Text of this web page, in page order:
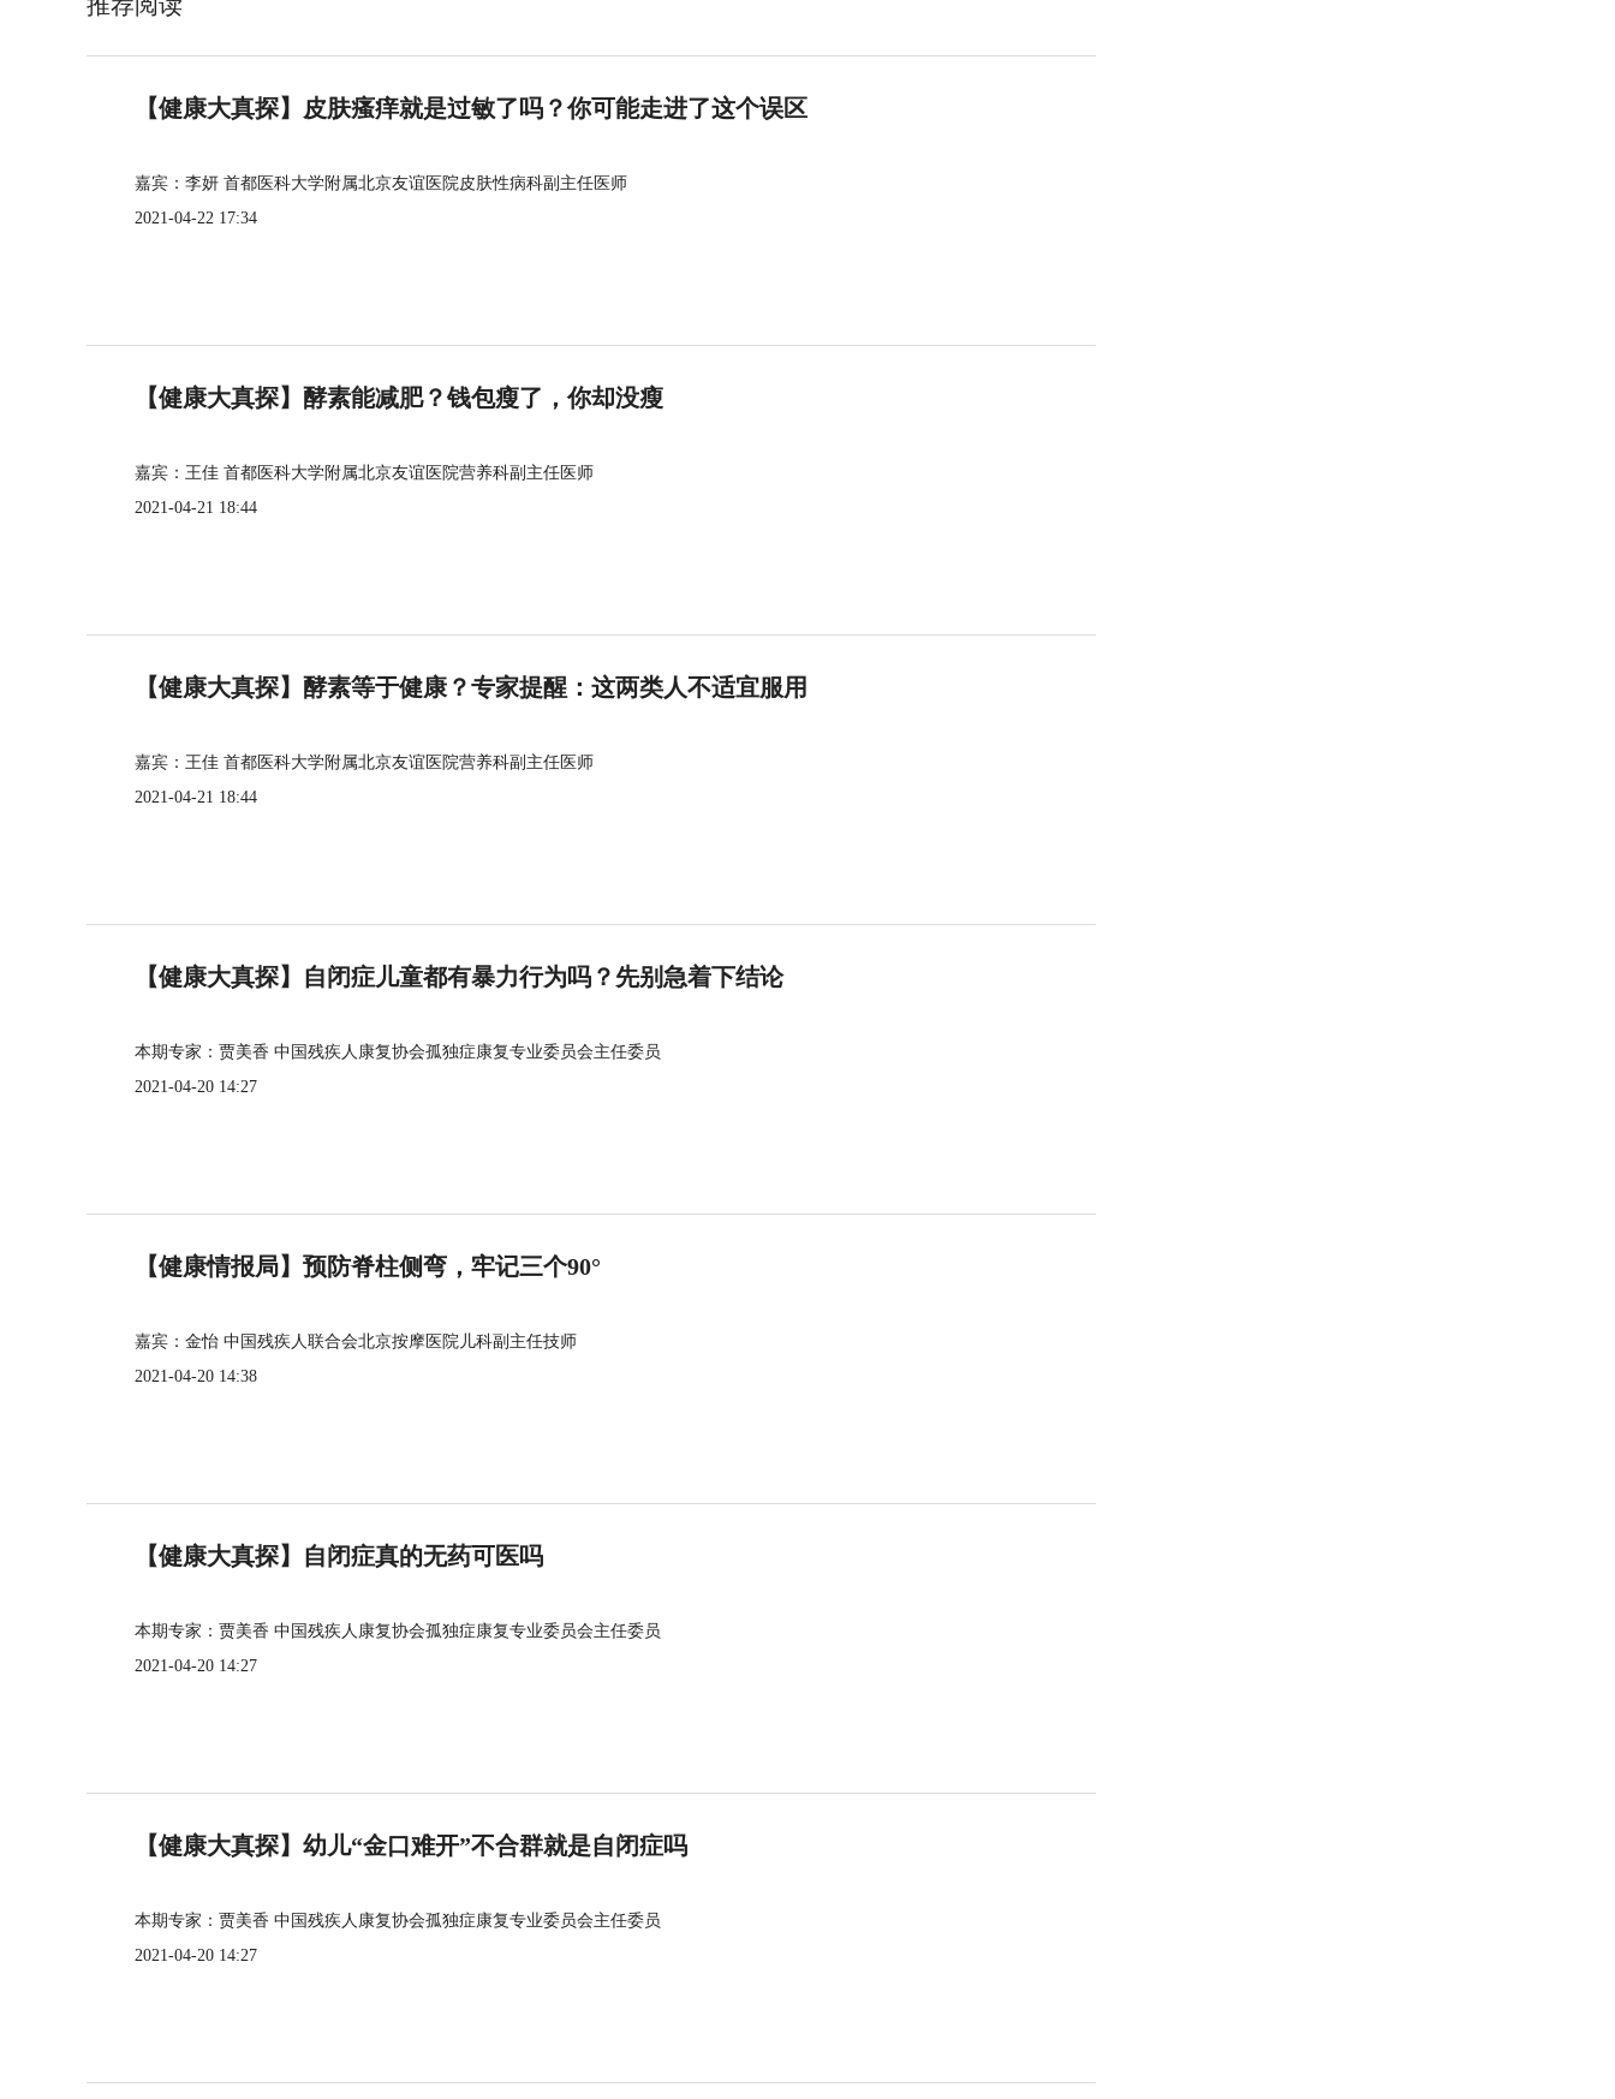
【健康大真探】皮肤瘙痒就是过敏了吗？你可能走进了这个误区
嘉宾：李妍 首都医科大学附属北京友谊医院皮肤性病科副主任医师
2021-04-22 17:34
【健康大真探】酵素能减肥？钱包瘦了，你却没瘦
嘉宾：王佳 首都医科大学附属北京友谊医院营养科副主任医师
2021-04-21 18:44
【健康大真探】酵素等于健康？专家提醒：这两类人不适宜服用
嘉宾：王佳 首都医科大学附属北京友谊医院营养科副主任医师
2021-04-21 18:44
【健康大真探】自闭症儿童都有暴力行为吗？先别急着下结论
本期专家：贾美香 中国残疾人康复协会孤独症康复专业委员会主任委员
2021-04-20 14:27
【健康情报局】预防脊柱侧弯，牢记三个90°
嘉宾：金怡 中国残疾人联合会北京按摩医院儿科副主任技师
2021-04-20 14:38
【健康大真探】自闭症真的无药可医吗
本期专家：贾美香 中国残疾人康复协会孤独症康复专业委员会主任委员
2021-04-20 14:27
【健康大真探】幼儿“金口难开”不合群就是自闭症吗
本期专家：贾美香 中国残疾人康复协会孤独症康复专业委员会主任委员
2021-04-20 14:27